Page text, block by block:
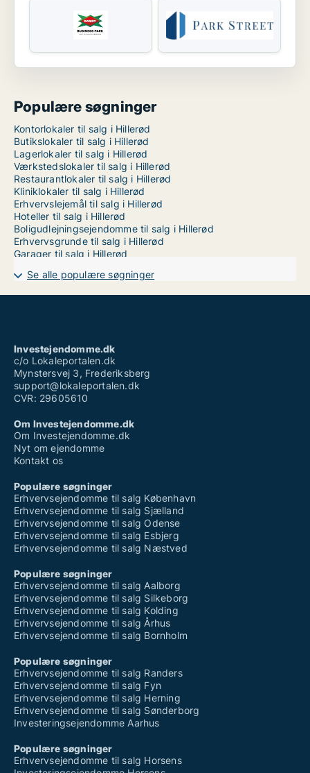
Populære søgninger
Kontorlokaler til salg i Hillerød
Butikslokaler til salg i Hillerød
Lagerlokaler til salg i Hillerød
Værkstedslokaler til salg i Hillerød
Restaurantlokaler til salg i Hillerød
Kliniklokaler til salg i Hillerød
Erhvervslejemål til salg i Hillerød
Hoteller til salg i Hillerød
Boligudlejningsejendomme til salg i Hillerød
Erhvervsgrunde til salg i Hillerød
Garager til salg i Hillerød
Se alle populære søgninger
Investejendomme.dk
c/o Lokaleportalen.dk
Mynstersvej 3, Frederiksberg
support@lokaleportalen.dk
CVR: 29605610
Om Investejendomme.dk
Om Investejendomme.dk
Nyt om ejendomme
Kontakt os
Populære søgninger
Erhvervsejendomme til salg København
Erhvervsejendomme til salg Sjælland
Erhvervsejendomme til salg Odense
Erhvervsejendomme til salg Esbjerg
Erhvervsejendomme til salg Næstved
Populære søgninger
Erhvervsejendomme til salg Aalborg
Erhvervsejendomme til salg Silkeborg
Erhvervsejendomme til salg Kolding
Erhvervsejendomme til salg Århus
Erhvervsejendomme til salg Bornholm
Populære søgninger
Erhvervsejendomme til salg Randers
Erhvervsejendomme til salg Fyn
Erhvervsejendomme til salg Herning
Erhvervsejendomme til salg Sønderborg
Investeringsejendomme Aarhus
Populære søgninger
Erhvervsejendomme til salg Horsens